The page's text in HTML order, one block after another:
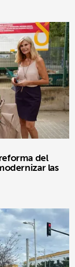
del
las